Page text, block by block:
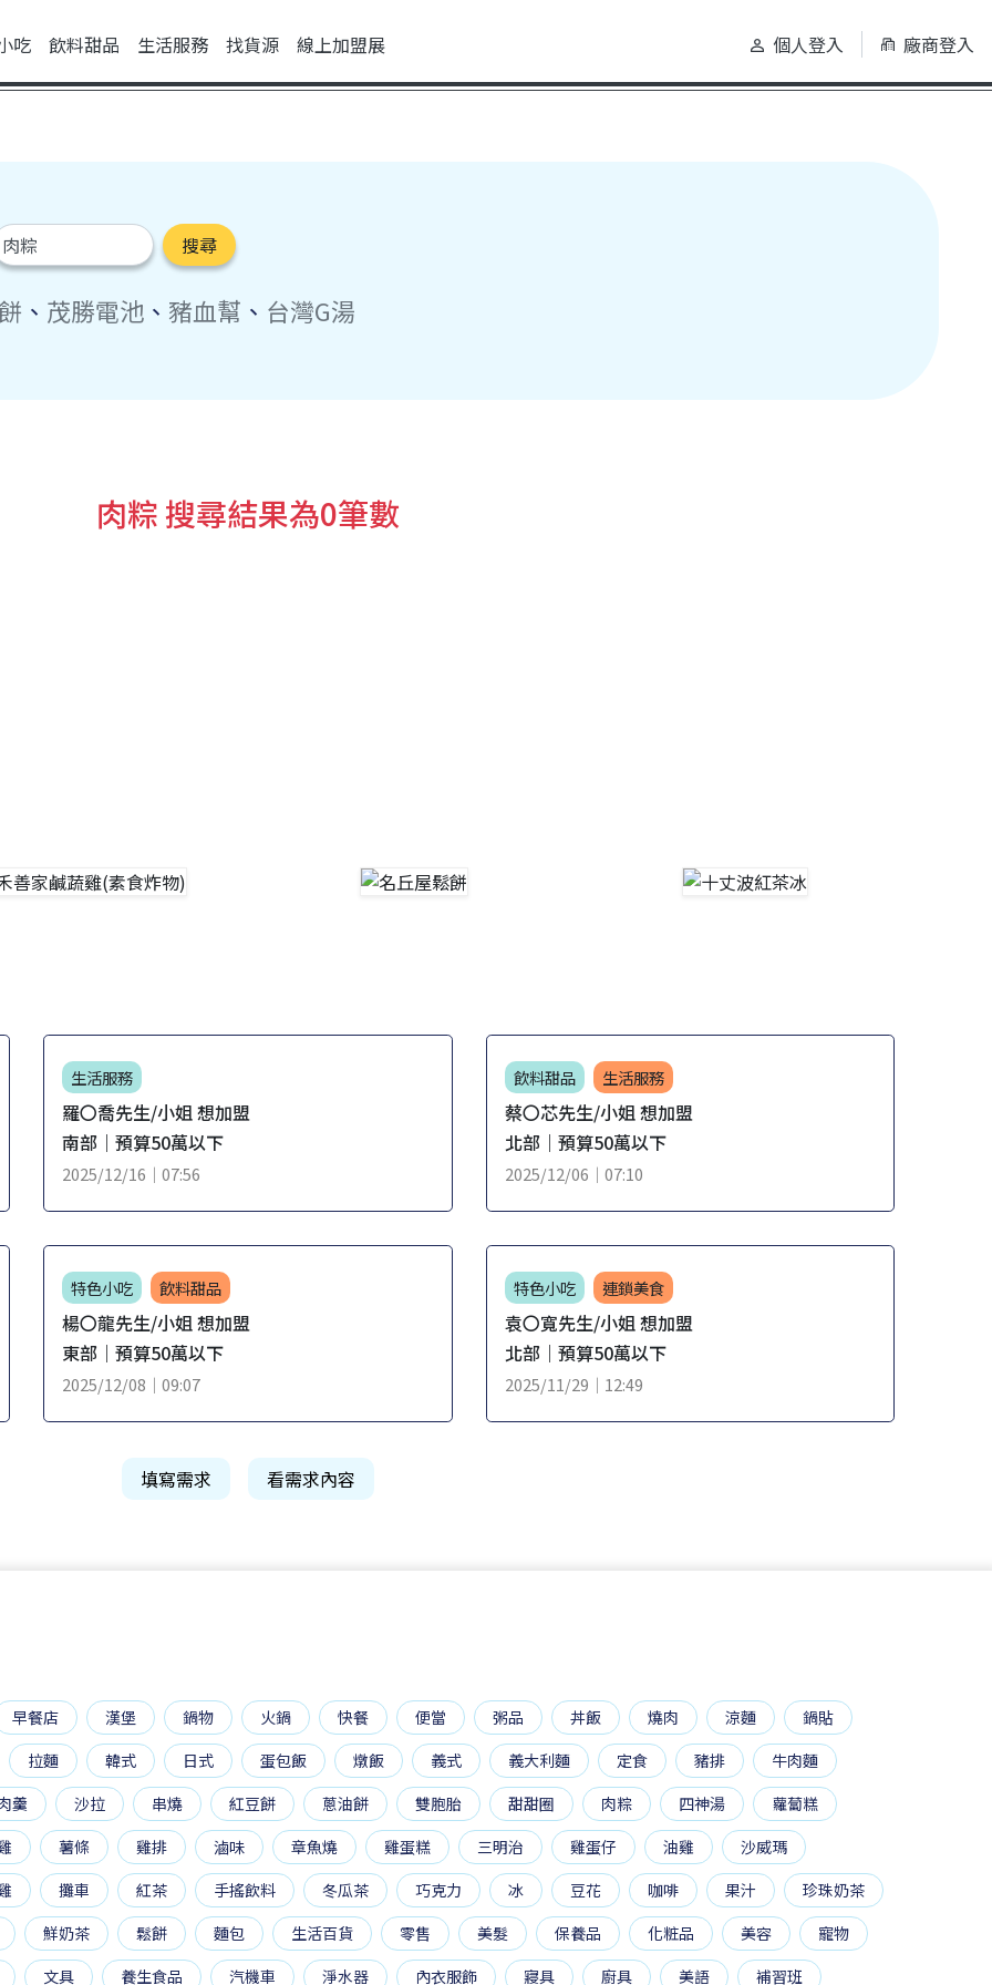
吃 飲料甜品 生活服務 找貨源 線上加盟展 個人登入 廠商登入
搜尋
、 茂勝電池 、 豬血幫 、 台灣G湯
肉粽 搜尋結果為0筆數
生活服務
羅〇喬先生/小姐 想加盟
南部｜預算50萬以下
2025/12/16｜07:56
特色小吃 飲料甜品
楊〇龍先生/小姐 想加盟
東部｜預算50萬以下
2025/12/08｜09:07
飲料甜品 生活服務
蔡〇芯先生/小姐 想加盟
北部｜預算50萬以下
2025/12/06｜07:10
特色小吃 連鎖美食
袁〇寬先生/小姐 想加盟
北部｜預算50萬以下
2025/11/29｜12:49
填寫需求 看需求內容
早餐店 漢堡 鍋物 火鍋 快餐 便當 粥品 丼飯 燒肉 涼麵
鍋貼
拉麵
韓式 日式 蛋包飯 燉飯 義式 義大利麵 定食 豬排
牛肉麵
羹
沙拉 串燒 紅豆餅 蔥油餅 雙胞胎 甜甜圈 肉粽 四神湯
蘿蔔糕
薯條 雞排 滷味 章魚燒 雞蛋糕 三明治 雞蛋仔 油雞
沙威瑪
攤車 紅茶 手搖飲料 冬瓜茶 巧克力 冰 豆花 咖啡 果汁
珍珠奶茶
鮮奶茶
鬆餅 麵包 生活百貨 零售 美髮 保養品 化粧品 美容
寵物
文具
養生食品 汽機車 淨水器 內衣服飾 寢具 廚具 美語 補習班